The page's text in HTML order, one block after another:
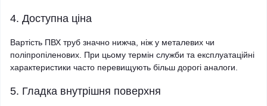
4. Доступна ціна
Вартість ПВХ труб значно нижча, ніж у металевих чи
поліпропіленових. При цьому термін служби та експлуатаційні
характеристики часто перевищують більш дорогі аналоги.
5. Гладка внутрішня поверхня